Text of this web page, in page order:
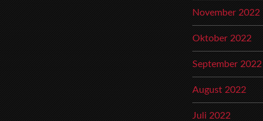
November 2022
Oktober 2022
September 2022
August 2022
Juli 2022